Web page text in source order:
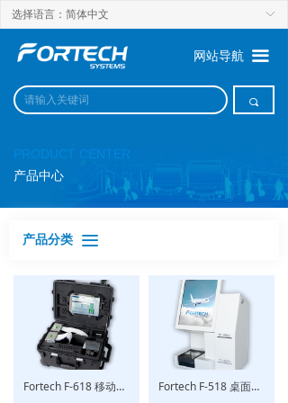
끠
끀
网站导航
ꀅ
选择语言：简体中文
PRODUCT CENTER
产品中心
Fortech F-618 移动值机箱 Fortech F-518 桌面式和立式自助值机
끀
产品分类